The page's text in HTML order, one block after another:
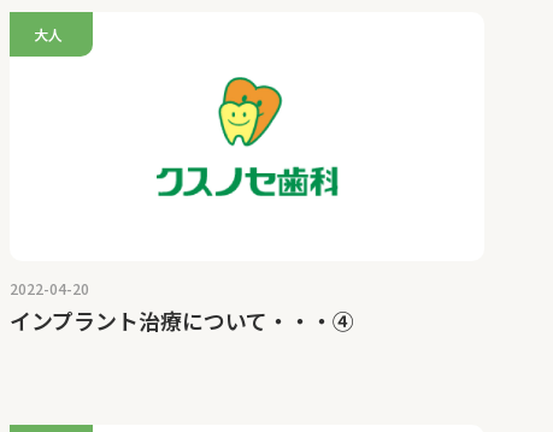
大人
2022-04-20
インプラント治療について・・・④